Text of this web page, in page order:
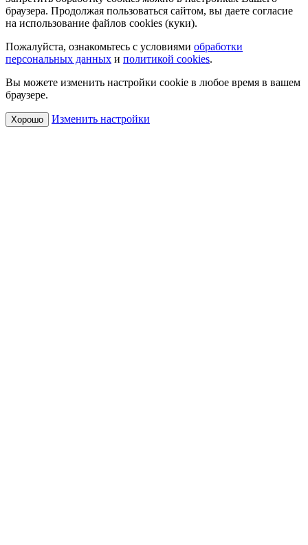
браузера. Продолжая пользоваться сайтом, вы даете согласие
на использование файлов cookies (куки).
Пожалуйста, ознакомьтесь с условиями обработки
персональных данных и политикой cookies.
Вы можете изменить настройки cookie в любое время в вашем
браузере.
Хорошо Изменить настройки